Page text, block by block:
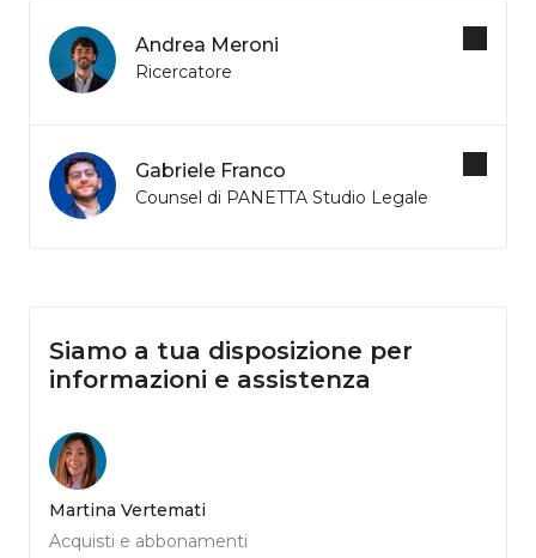
Andrea Meroni
Ricercatore
Gabriele Franco
Counsel di PANETTA Studio Legale
Siamo a tua disposizione per
informazioni e assistenza
Martina Vertemati
Acquisti e abbonamenti